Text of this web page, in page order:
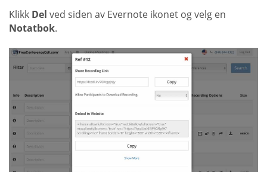
Klikk Del ved siden av Evernote ikonet og velg en
Notatbok.